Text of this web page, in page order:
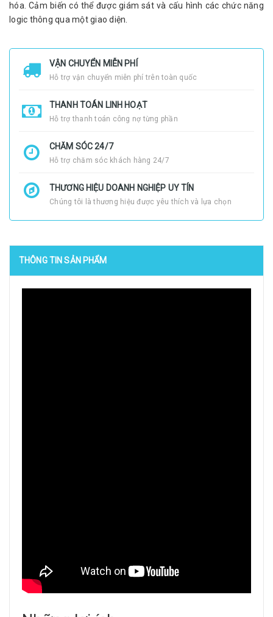
hóa. Cảm biến có thể được giám sát và cấu hình các chức năng
logic thông qua một giao diện.
VẬN CHUYỂN MIỄN PHÍ
Hỗ trợ vận chuyển miễn phí trên toàn quốc
THANH TOÁN LINH HOẠT
Hỗ trợ thanh toán công nợ từng phần
CHĂM SÓC 24/7
Hỗ trợ chăm sóc khách hàng 24/7
THƯƠNG HIỆU DOANH NGHIỆP UY TÍN
Chúng tôi là thương hiệu được yêu thích và lựa chọn
THÔNG TIN SẢN PHẨM